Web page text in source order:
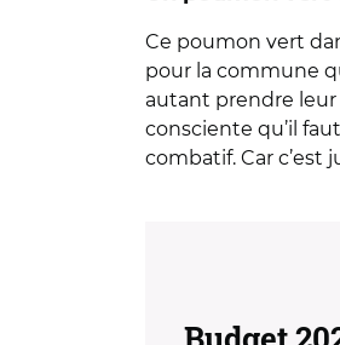
Ce poumon vert
pour la commune
autant prendre leur
consciente qu’il
combatif. Car